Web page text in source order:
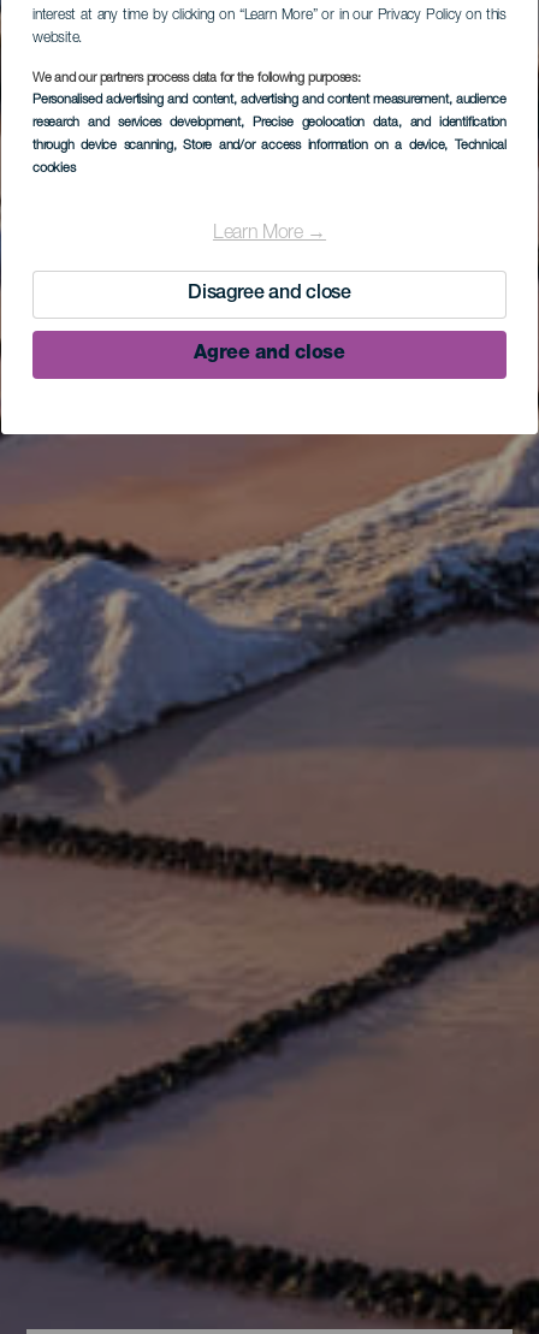
interest at any time by clicking on “Learn More” or in our Privacy Policy on this
website.
We and our partners process data for the following purposes:
Personalised advertising and content, advertising and content measurement, audience
research and services development, Precise geolocation data, and identification
through device scanning, Store and/or access information on a device, Technical
cookies
Learn More →
Disagree and close
Agree and close